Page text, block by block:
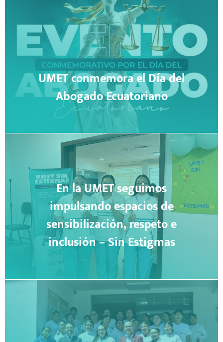
UMET conmemora el Día del
Abogado Ecuatoriano
En la UMET seguimos
impulsando espacios de
sensibilización, respeto e
inclusión – Sin Estigmas